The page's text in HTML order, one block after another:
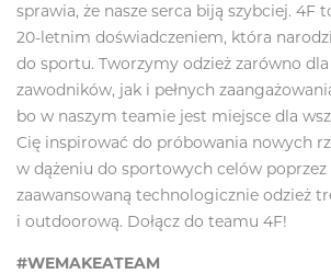
sprawia, że nasze serca biją szybciej. 4F
20-letnim doświadczeniem, która
do sportu. Tworzymy odzież zarówno
zawodników, jak i pełnych
bo w naszym teamie jest miejsce dla
Cię inspirować do próbowania nowych
w dążeniu do sportowych celów poprzez
zaawansowaną technologicznie odzież
i outdoorową. Dołącz do teamu 4F!
#WEMAKEATEAM